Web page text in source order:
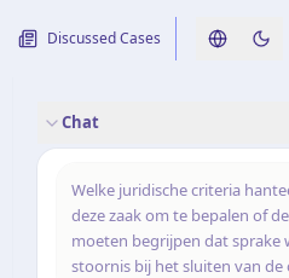
Discussed Cases Switch
uitspraak
Chat
Welke juridische criteria
deze zaak om te bepalen of
moeten begrijpen dat sprake
stoornis bij het sluiten van de